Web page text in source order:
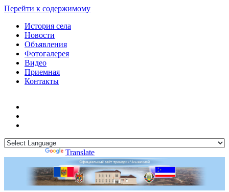
Перейти к содержимому
История села
Новости
Объявления
Фотогалерея
Видео
Приемная
Контакты
Translate